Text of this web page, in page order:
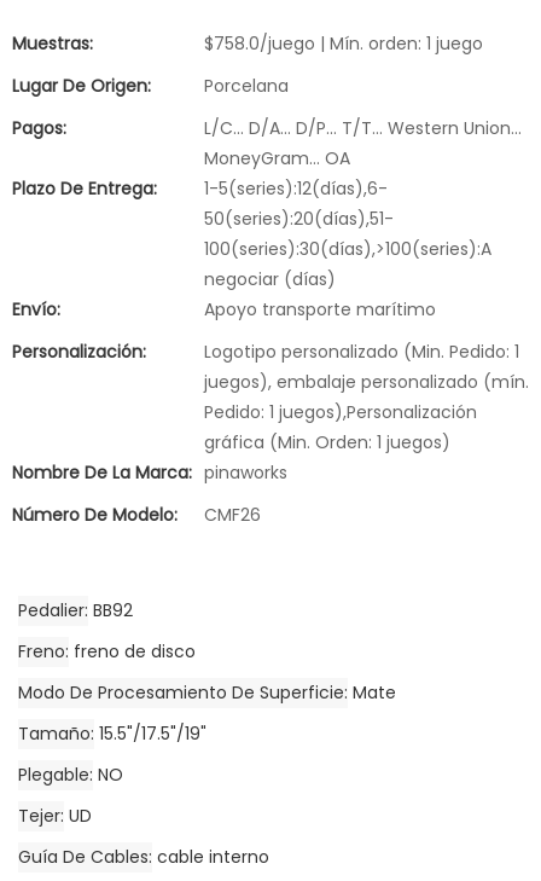
Muestras:
$758.0/juego | Mín. orden: 1 juego
Lugar De Origen:
Porcelana
Pagos:
L/C... D/A... D/P... T/T... Western Union...
MoneyGram... OA
Plazo De Entrega:
1-5(series):12(días),6-
50(series):20(días),51-
100(series):30(días),>100(series):A
negociar (días)
Envío:
Apoyo transporte marítimo
Personalización:
Logotipo personalizado (Min. Pedido: 1
juegos), embalaje personalizado (mín.
Pedido: 1 juegos),Personalización
gráfica (Min. Orden: 1 juegos)
Nombre De La Marca: pinaworks
Número De Modelo:
CMF26
Pedalier BB92
Freno freno de disco
Modo De Procesamiento De Superficie Mate
Tamaño 15.5"/17.5"/19"
Plegable NO
Tejer UD
Guía De Cables cable interno